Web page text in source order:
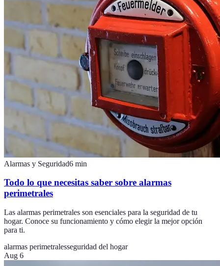
Alarmas y Seguridad6 min
Todo lo que necesitas saber sobre alarmas
perimetrales
Las alarmas perimetrales son esenciales para la seguridad de tu
hogar. Conoce su funcionamiento y cómo elegir la mejor opción
para ti.
alarmas perimetralesseguridad del hogar
Aug 6